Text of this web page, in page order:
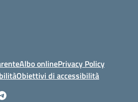
Albo onlinePrivacy Policy
Obiettivi di accessibilità